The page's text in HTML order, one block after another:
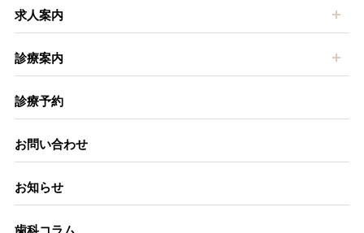
求人案内
診療案内
診療予約
お問い合わせ
お知らせ